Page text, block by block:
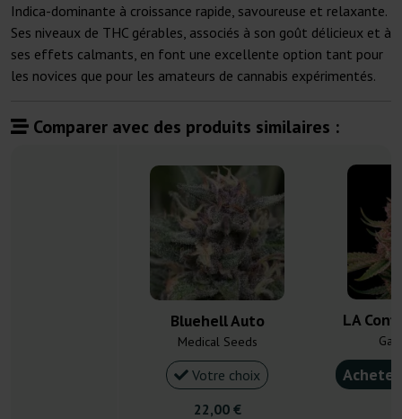
Indica-dominante à croissance rapide, savoureuse et relaxante.
Ses niveaux de THC gérables, associés à son goût délicieux et à
ses effets calmants, en font une excellente option tant pour
les novices que pour les amateurs de cannabis expérimentés.
Comparer avec des produits similaires :
Bluehell Auto
Medical Seeds
Votre choix
22,00 €
LA